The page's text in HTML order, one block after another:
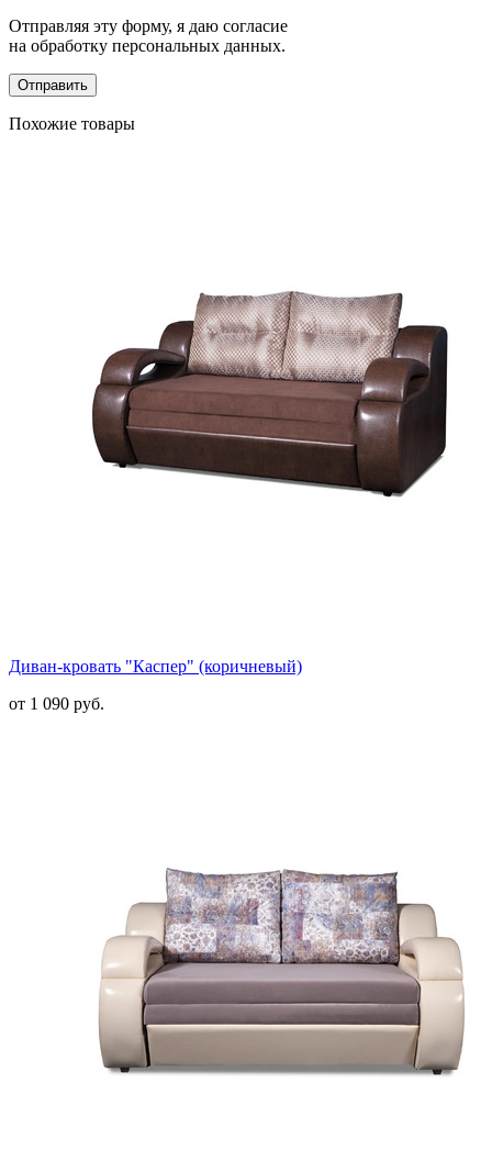
Отправляя эту форму, я даю согласие
на обработку персональных данных.
Отправить
Похожие товары
Диван-кровать "Каспер" (коричневый)
от 1 090 руб.